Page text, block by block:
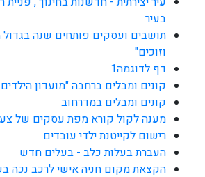
בעיר
תושבים ועסקים פותחים שנה
וזוכים"
דף לדוגמה1
קונים ומבלים ברחבה "מועדון
קונים ומבלים במדרחוב
מענה לקול קורא מפת עסקים של
רישום לקייטנת ילדי עובדים
העברת בעלות כלב - בעלים חדש
הקצאת מקום חניה אישי לרכב נכה